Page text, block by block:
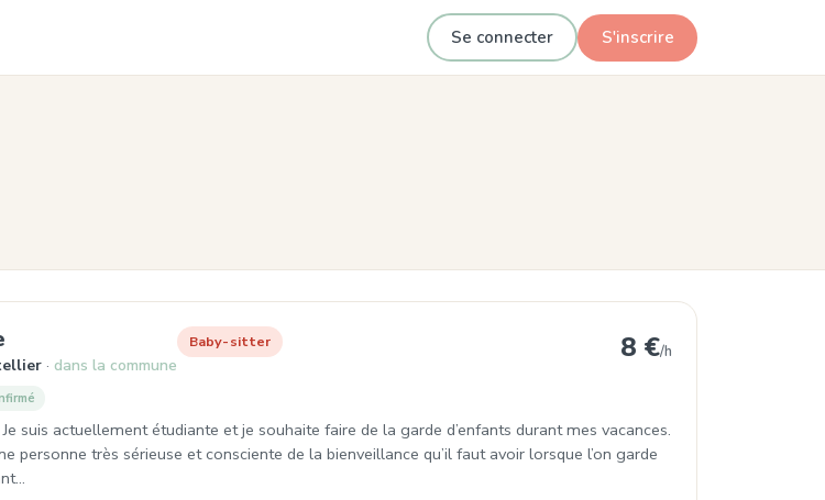
Se connecter S'inscrire
, Baby-sitter à Le Montellier
dans la commune
Baby-sitter 8 €/h
suis actuellement étudiante et je souhaite faire de la garde d’enfants durant mes vacances.
personne très sérieuse et consciente de la bienveillance qu’il faut avoir lorsque l’on garde